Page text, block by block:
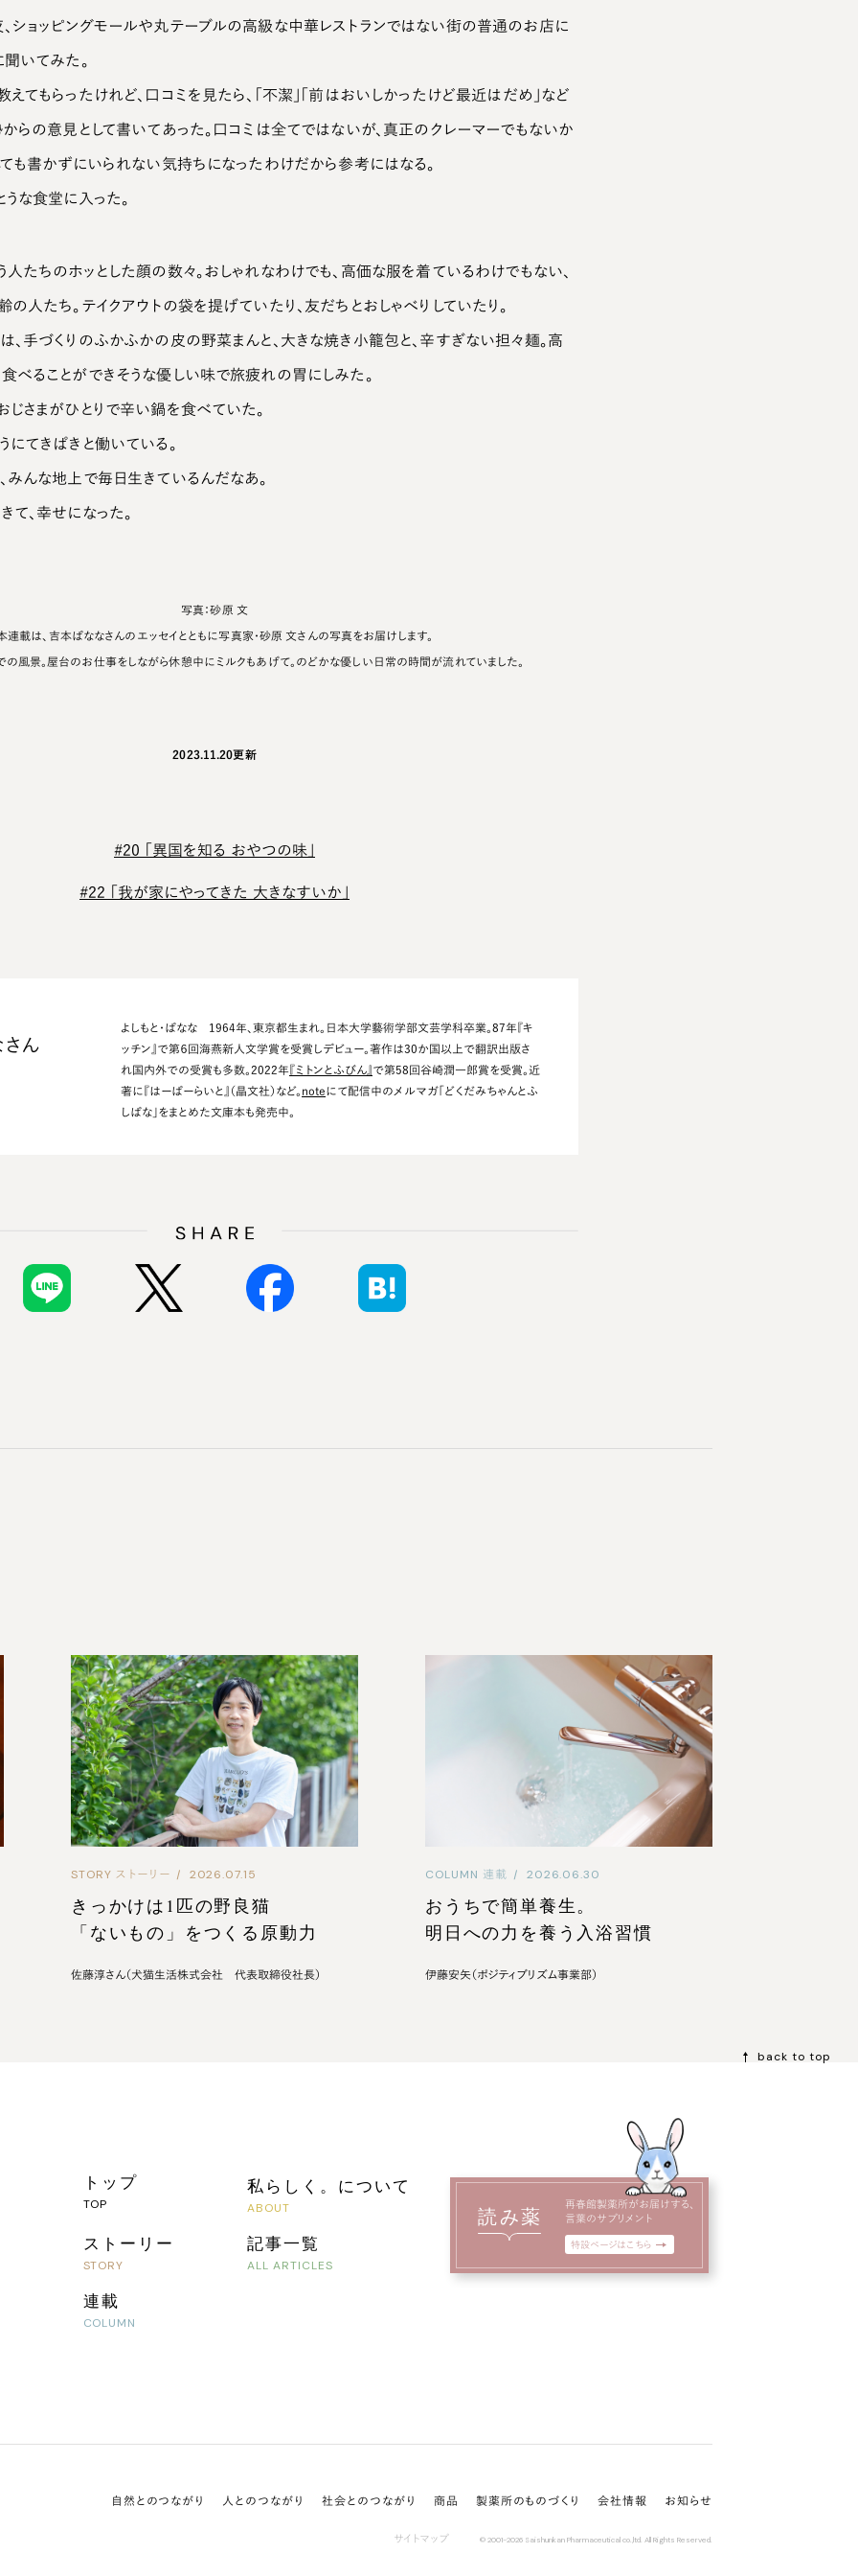
ショッピングモールや丸テーブルの高級な中華レストランではない街の普通のお店に
いてみた。
てもらったけれど、口コミを見たら、「不潔」「前はおいしかったけど最近はだめ」など
からの意見として書いてあった。口コミは全てではないが、真正のクレーマーでもないか
ても書かずにいられない気持ちになったわけだから参考にはなる。
な食堂に入った。
たちのホッとした顔の数々。おしゃれなわけでも、高価な服を着ているわけでもない、
人たち。テイクアウトの袋を提げていたり、友だちとおしゃべりしていたり。
、手づくりのふかふかの皮の野菜まんと、大きな焼き小籠包と、辛すぎない担々麺。高
べることができそうな優しい味で旅疲れの胃にしみた。
じさまがひとりで辛い鍋を食べていた。
てきぱきと働いている。
みんな地上で毎日生きているんだなあ。
、幸せになった。
写真：砂原 文
連載は、吉本ばななさんのエッセイとともに写真家・砂原 文さんの写真をお届けします。
風景。屋台のお仕事をしながら休憩中にミルクもあげて。のどかな優しい日常の時間が流れていました。
2023.11.20更新
#20 「異国を知る おやつの味」
#22 「我が家にやってきた 大きなすいか」
ん
よしもと・ばなな 1964年、東京都生まれ。日本大学藝術学部文芸学科卒業。87年『キ
ッチン』で第６回海燕新人文学賞を受賞しデビュー。著作は30か国以上で翻訳出版さ
れ国内外での受賞も多数。2022年 『ミトンとふびん』で第58回谷崎潤一郎賞を受賞。近
著に『はーばーらいと』（晶文社）など。 noteにて配信中のメルマガ「どくだみちゃんとふ
しばな」をまとめた文庫本も発売中。
STORY ストーリー | 2026.07.15
きっかけは1匹の野良猫
「ないもの」をつくる原動力
佐藤淳さん（犬猫生活株式会社 代表取締役社長）
COLUMN 連載 | 2026.06.30
おうちで簡単養生。
明日への力を養う入浴習慣
伊藤安矢（ポジティブリズム事業部）
トップ 私らしく。について
ストーリー 記事一覧
連載
読み薬
再春館製薬所がお届けする、
言葉のサプリメント
特設ページはこちら
自然とのつながり 人とのつながり 社会とのつながり 商品 製薬所のものづくり 会社情報 お知らせ
サイトマップ © 2001-2026 Saishunkan Pharmaceutical co.,ltd. All Rights Reserved.
back to top